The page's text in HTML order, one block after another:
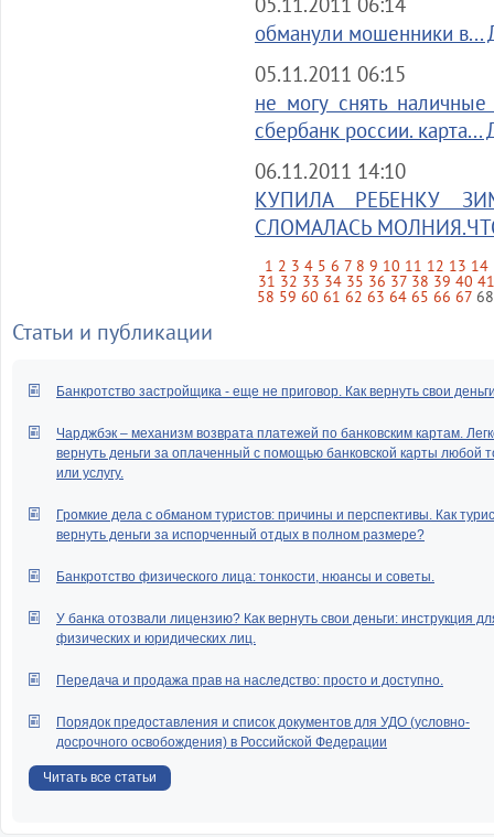
обманули мошенники в...
05.11.2011 06:15
не могу снять
сбербанк россии. карта...
06.11.2011 14:10
КУПИЛА РЕБЕНКУ
СЛОМАЛАСЬ
1 2 3 4 5 6 7 8 9 10 11 12 13 14
31 32 33 34 35 36 37 38 39 40
58 59 60 61 62 63 64 65 66 67 68
Статьи и публикации
Банкротство застройщика - еще не приговор. Как вернуть свои
Чарджбэк – механизм возврата платежей по банковским картам.
вернуть деньги за оплаченный с помощью банковской карты любой
или услугу.
Громкие дела с обманом туристов: причины и перспективы. Как
вернуть деньги за испорченный отдых в полном размере?
Банкротство физического лица: тонкости, нюансы и советы.
У банка отозвали лицензию? Как вернуть свои деньги: инструкция
физических и юридических лиц.
Передача и продажа прав на наследство: просто и доступно.
Порядок предоставления и список документов для УДО (условно-
досрочного освобождения) в Российской Федерации
Читать все статьи